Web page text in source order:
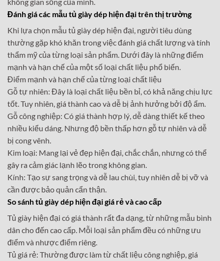
Đánh giá các mẫu tủ giày dép hiện đại trên thị trường
Khi lựa chọn mẫu tủ giày dép hiện đại, người tiêu dùng
thường gặp khó khăn trong việc đánh giá chất lượng và tính
thẩm mỹ của từng loại sản phẩm. Dưới đây là những điểm
mạnh và hạn chế của một số loại chất liệu phổ biến.
Điểm mạnh và hạn chế của từng loại chất liệu
Gỗ tự nhiên: Đây là loại chất liệu bền bỉ, có khả năng chịu lực
tốt. Tuy nhiên, giá thành cao và dễ bị ảnh hưởng bởi độ ẩm.
Gỗ công nghiệp: Có giá thành hợp lý, dễ dàng thiết kế theo
nhiều kiểu dáng. Nhưng độ bền thấp hơn gỗ tự nhiên và dễ
bị cong vênh.
Kim loại: Mang lại vẻ đẹp hiện đại, chắc chắn, nhưng có thể
gây ra cảm giác lạnh lẽo trong không gian.
Kính: Tạo sự sang trọng và dễ lau chùi, tuy nhiên dễ bị vỡ và
cần được bảo quản cẩn thận.
So sánh tủ giày dép hiện đại giá rẻ và cao cấp
Tủ giày hiện đại có giá thành rất đa dạng, từ những mẫu bình
dân cho đến cao cấp. Mỗi loại sản phẩm đều có những ưu
điểm và nhược điểm riêng.
Tủ giá rẻ: Thường được làm từ chất liệu công nghiệp, giá